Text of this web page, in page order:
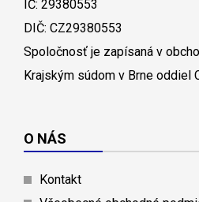
IČ: 29380553
DIČ: CZ29380553
Spoločnosť je zapísaná v
Krajským súdom v Brne oddiel
O NÁS
Kontakt